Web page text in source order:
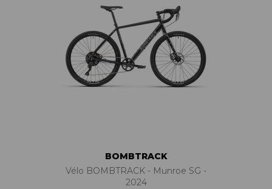
BOMBTRACK
Vélo BOMBTRACK - Munroe SG -
2024